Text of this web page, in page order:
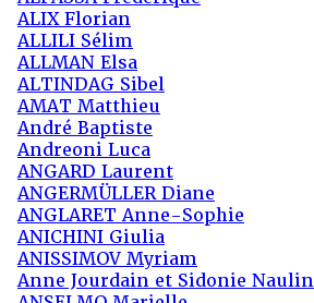
ALIX Florian
ALLILI Sélim
ALLMAN Elsa
ALTINDAG Sibel
AMAT Matthieu
André Baptiste
Andreoni Luca
ANGARD Laurent
ANGERMÜLLER Diane
ANGLARET Anne-Sophie
ANICHINI Giulia
ANISSIMOV Myriam
Anne Jourdain et Sidonie Naulin